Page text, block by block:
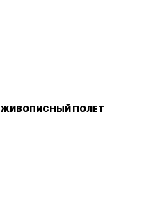
ЖИВОПИСНЫЙ ПОЛЕТ